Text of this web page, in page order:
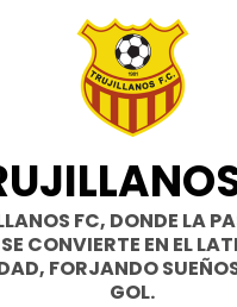
FC, DONDE LA
CONVIERTE EN EL
FORJANDO
GOL.